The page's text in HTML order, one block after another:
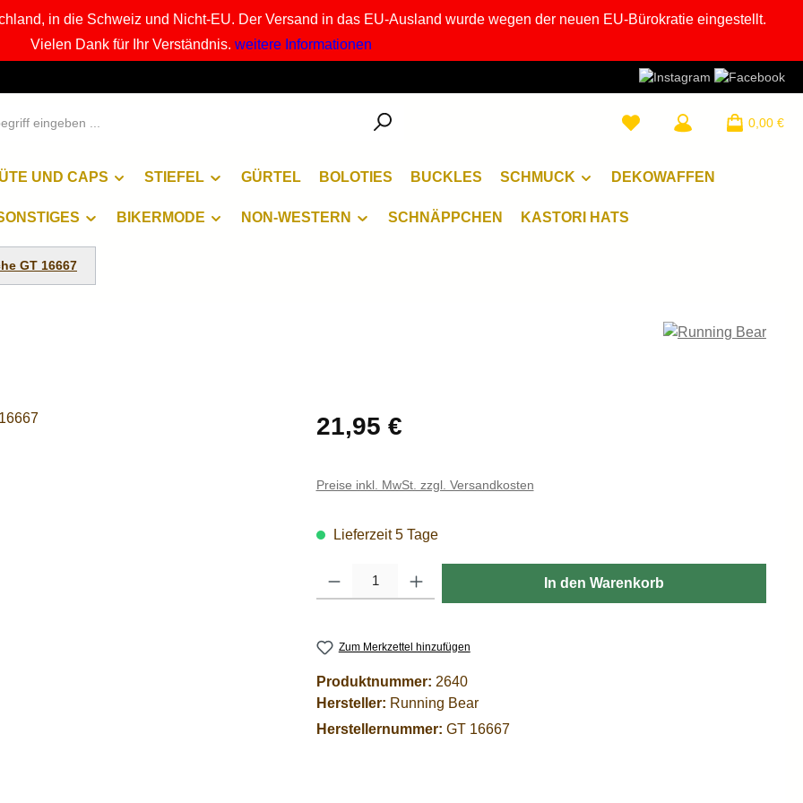
in die Schweiz und Nicht-EU. Der Versand in das EU-Ausland wurde wegen der neuen EU-Bürokratie eingestellt.
Vielen Dank für Ihr Verständnis. weitere Informationen
0,00 €
UND CAPS STIEFEL GÜRTEL BOLOTIES BUCKLES SCHMUCK DEKOWAFFEN
BIKERMODE NON-WESTERN SCHNÄPPCHEN KASTORI HATS
GT 16667
Regulärer Preis:
21,95 €
Preise inkl. MwSt. zzgl. Versandkosten
Lieferzeit 5 Tage
In den Warenkorb
Zum Merkzettel hinzufügen
Produktnummer: 2640
Hersteller: Running Bear
Herstellernummer: GT 16667